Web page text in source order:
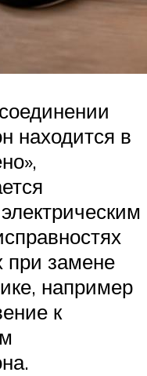
находится в
замене
например
к